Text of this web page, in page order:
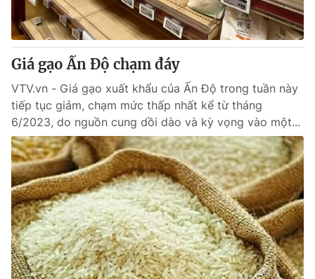
® Cấm sao chép dưới mọi hình thức nếu không có sự chấp
thuận bằng văn bản. Ghi rõ nguồn VTV.vn khi phát hành lại
thông tin từ website này.
Giá gạo Ấn Độ chạm đáy
VTV.vn - Giá gạo xuất khẩu của Ấn Độ trong tuần này
tiếp tục giảm, chạm mức thấp nhất kể từ tháng
6/2023, do nguồn cung dồi dào và kỳ vọng vào một...